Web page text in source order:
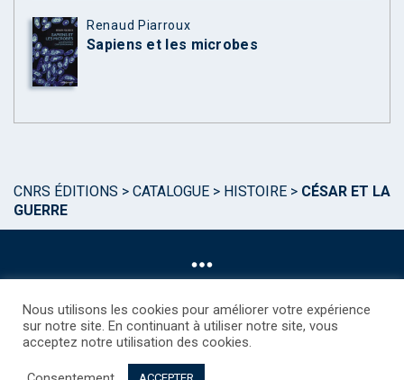
Renaud Piarroux
Sapiens et les microbes
CNRS ÉDITIONS > CATALOGUE > HISTOIRE > CÉSAR ET LA
GUERRE
©CNRS EDITIONS 2025
Droits étrangers / Foreign rights
Nous utilisons les cookies pour améliorer votre expérience
sur notre site. En continuant à utiliser notre site, vous
acceptez notre utilisation des cookies.